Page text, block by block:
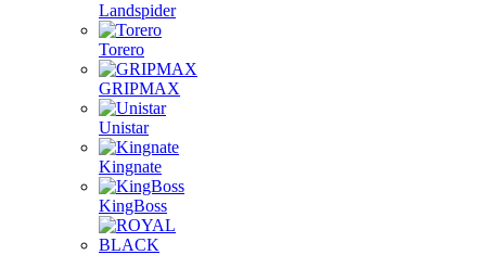
Landspider
Torero
GRIPMAX
Unistar
Kingnate
KingBoss